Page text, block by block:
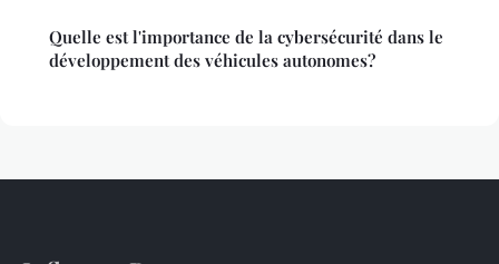
Quelle est l'importance de la cybersécurité dans le
développement des véhicules autonomes?